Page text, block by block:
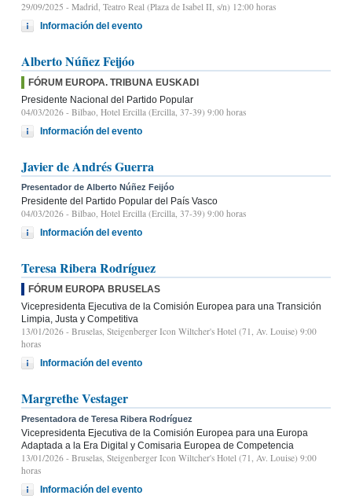
29/09/2025 - Madrid, Teatro Real (Plaza de Isabel II, s/n) 12:00 horas
Información del evento
Alberto Núñez Feijóo
FÓRUM EUROPA. TRIBUNA EUSKADI
Presidente Nacional del Partido Popular
04/03/2026 - Bilbao, Hotel Ercilla (Ercilla, 37-39) 9:00 horas
Información del evento
Javier de Andrés Guerra
Presentador de Alberto Núñez Feijóo
Presidente del Partido Popular del País Vasco
04/03/2026 - Bilbao, Hotel Ercilla (Ercilla, 37-39) 9:00 horas
Información del evento
Teresa Ribera Rodríguez
FÓRUM EUROPA BRUSELAS
Vicepresidenta Ejecutiva de la Comisión Europea para una Transición
Limpia, Justa y Competitiva
13/01/2026 - Bruselas, Steigenberger Icon Wiltcher's Hotel (71, Av. Louise) 9:00
horas
Información del evento
Margrethe Vestager
Presentadora de Teresa Ribera Rodríguez
Vicepresidenta Ejecutiva de la Comisión Europea para una Europa
Adaptada a la Era Digital y Comisaria Europea de Competencia
13/01/2026 - Bruselas, Steigenberger Icon Wiltcher's Hotel (71, Av. Louise) 9:00
horas
Información del evento